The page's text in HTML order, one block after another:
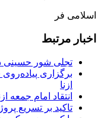
اسلامی فر
اخبار مرتبط
تجلی شور حسینی
برگزاری
ازنا
انتقاد امام جمعه
تاکید بر تسریع